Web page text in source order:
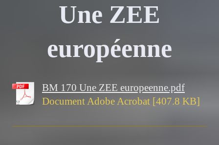
Une ZEE
européenne
BM 170 Une ZEE europeenne.pdf
Document Adobe Acrobat [407.8 KB]